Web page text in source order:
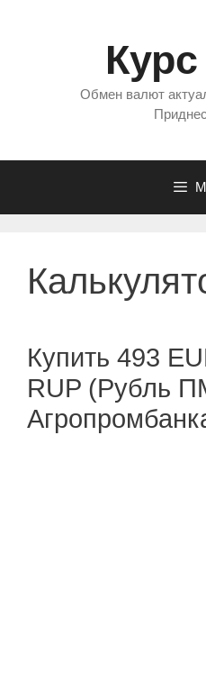
Обмен валют
Купить 493
RUP (Рубль